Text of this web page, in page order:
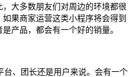
大多数朋友们对周边的环境都很
果商家运营这类小程序将会得到
产品，都会有一个好的销量。
、团长还是用户来说。会有一个